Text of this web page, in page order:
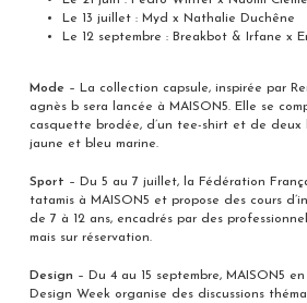
Le 13 juillet : Myd x Nathalie Duchêne
Le 12 septembre : Breakbot & Irfane x
Mode – La collection capsule, inspirée par
agnès b sera lancée à MAISON5. Elle se
casquette brodée, d’un tee-shirt et de deux
jaune et bleu marine.
Sport – Du 5 au 7 juillet, la Fédération
tatamis à MAISON5 et propose des cours
de 7 à 12 ans, encadrés par des
mais sur réservation.
Design – Du 4 au 15 septembre, MAISON5
Design Week organise des discussions